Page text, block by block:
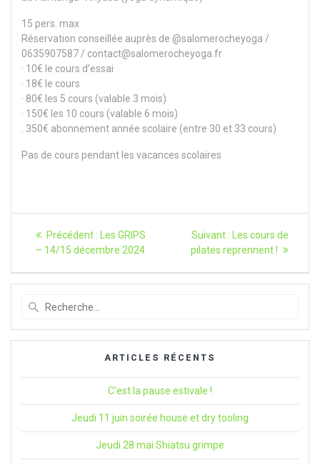
15 pers. max
Réservation conseillée auprès de @salomerocheyoga /
0635907587 / contact@salomerocheyoga.fr
· 10€ le cours d’essai
· 18€ le cours
· 80€ les 5 cours (valable 3 mois)
· 150€ les 10 cours (valable 6 mois)
. 350€ abonnement année scolaire (entre 30 et 33 cours)
Pas de cours pendant les vacances scolaires
Navigation
l’article
Précédent : Article
précédent
Les GRIPS
– 14/15 décembre 2024
Suivant : Article
suivant
Les cours de
pilates reprennent !
:
ARTICLES RÉCENTS
C’est la pause estivale !
Jeudi 11 juin soirée house et dry tooling
Jeudi 28 mai Shiatsu grimpe